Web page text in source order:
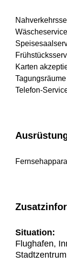
Wäscheservice
Karten
Tagungsräume
Telefon-
Situation:
Flughafen,
Stadtzentrum